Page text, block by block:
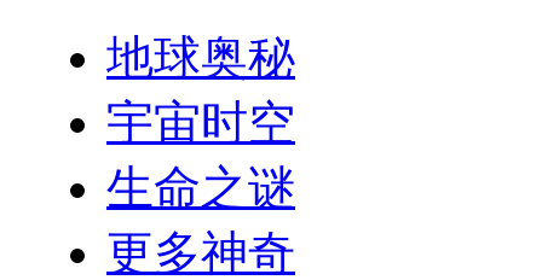
地球奥秘
宇宙时空
生命之谜
更多神奇